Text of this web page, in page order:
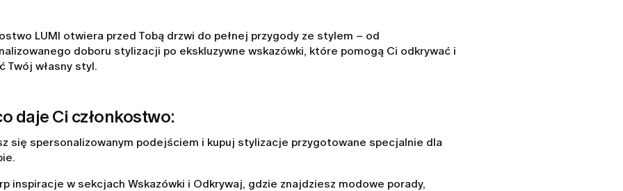
LUMI otwiera przed Tobą drzwi do pełnej przygody ze stylem – od
doboru stylizacji po ekskluzywne wskazówki, które pomogą Ci odkrywać i
Twój własny styl.
daje Ci członkostwo:
się spersonalizowanym podejściem i kupuj stylizacje przygotowane specjalnie dla
inspiracje w sekcjach Wskazówki i Odkrywaj, gdzie znajdziesz modowe porady,